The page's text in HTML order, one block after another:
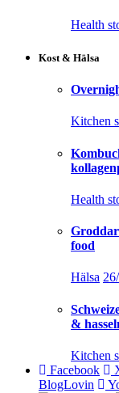
Health
Kost & Hälsa
Kitchen
Health
food
Hälsa
&
Kitchen
Facebook
BlogLovin